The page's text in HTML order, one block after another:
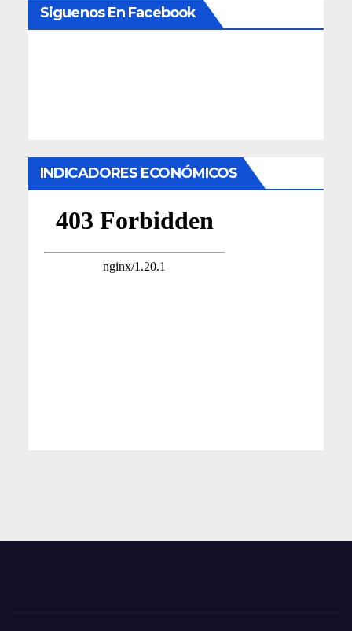
Siguenos En Facebook
INDICADORES ECONÓMICOS